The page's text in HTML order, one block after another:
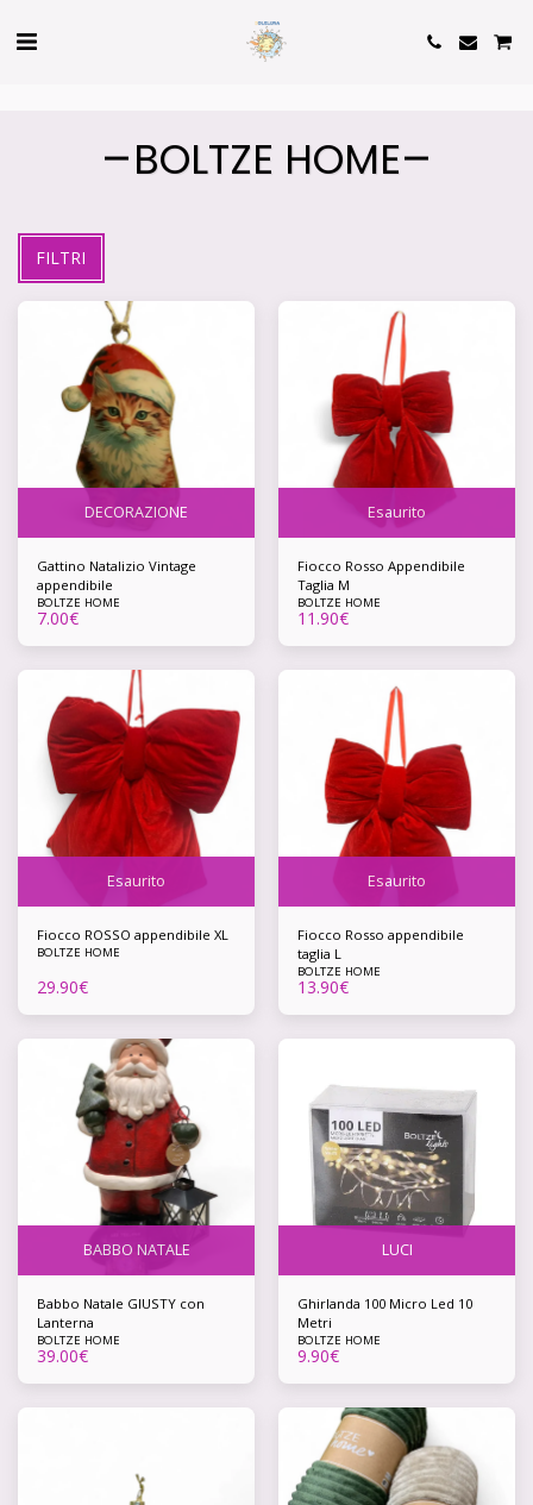
BOLTZE HOME
FILTRI
DECORAZIONE
Gattino Natalizio Vintage
appendibile
BOLTZE HOME
7.00€
Esaurito
Fiocco Rosso Appendibile
Taglia M
BOLTZE HOME
11.90€
Esaurito
Fiocco ROSSO appendibile XL
BOLTZE HOME
29.90€
Esaurito
Fiocco Rosso appendibile
taglia L
BOLTZE HOME
13.90€
BABBO NATALE
Babbo Natale GIUSTY con
Lanterna
BOLTZE HOME
39.00€
LUCI
Ghirlanda 100 Micro Led 10
Metri
BOLTZE HOME
9.90€